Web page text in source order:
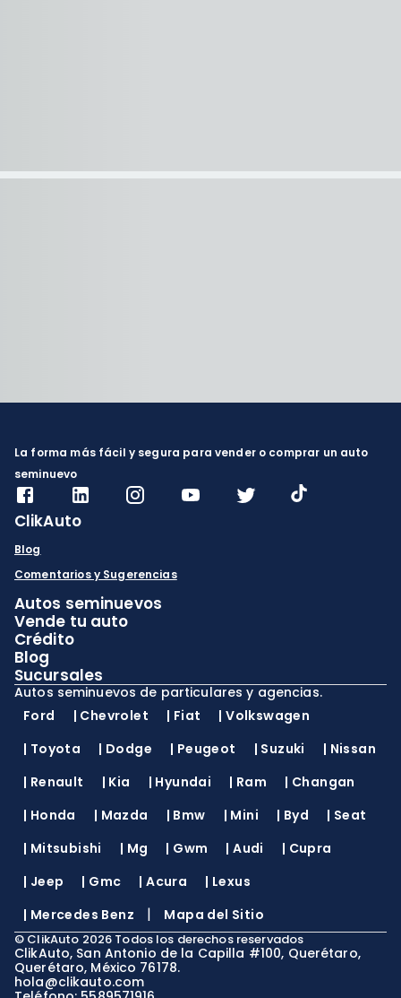
La forma más fácil y segura para vender o comprar un auto
seminuevo
ClikAuto
Blog
Comentarios y Sugerencias
Autos seminuevos
Vende tu auto
Crédito
Blog
Sucursales
Autos seminuevos de particulares y agencias.
Ford
| Chevrolet | Fiat |Volkswagen
| Toyota | Dodge | Peugeot | Suzuki | Nissan
| Renault | Kia | Hyundai | Ram | Changan
| Honda | Mazda | Bmw | Mini | Byd | Seat
| Mitsubishi | Mg | Gwm |Audi | Cupra
| Jeep | Gmc |Acura | Lexus
| Mercedes Benz | Mapa del Sitio
© ClikAuto 2026 Todos los derechos reservados
ClikAuto, San Antonio de la Capilla #100, Querétaro,
Querétaro, México 76178.
hola@clikauto.com